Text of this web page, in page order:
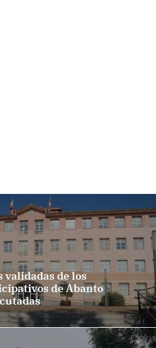
validadas de los
de Abanto